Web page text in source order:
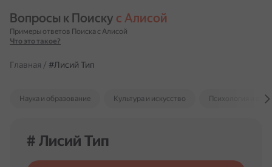
Вопросы к Поиску с Алисой
Примеры ответов Поиска с Алисой
Что это такое?
Главная / #Лисий Тип
Наука и образование Культура и искусство Психология и
# Лисий Тип